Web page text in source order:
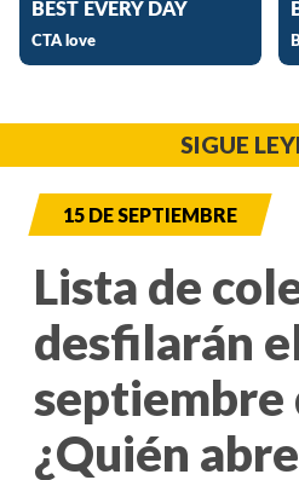
SIGUE
15 DE SEPTIEMBRE
Lista de
desfilarán
septiembre
¿Quién